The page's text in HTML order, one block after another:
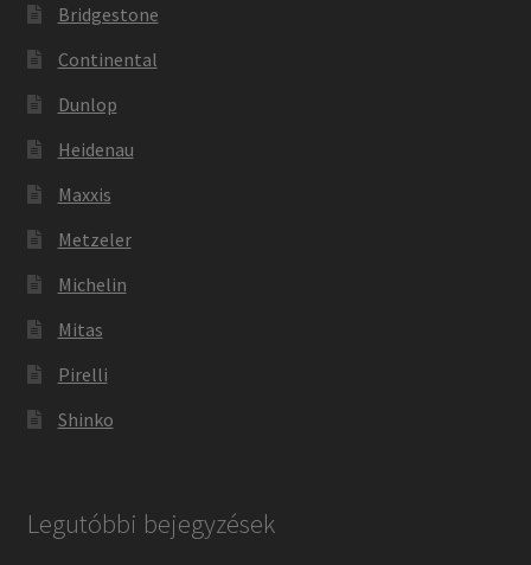
Bridgestone
Continental
Dunlop
Heidenau
Maxxis
Metzeler
Michelin
Mitas
Pirelli
Shinko
Legutóbbi bejegyzések